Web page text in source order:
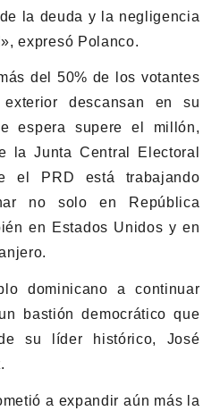
la deuda y la negligencia
expresó Polanco.
del 50% de los votantes
descansan en su
espera supere el millón,
la Junta Central Electoral
el PRD está trabajando
no solo en República
en Estados Unidos y en
dominicano a continuar
bastión democrático que
su líder histórico, José
a expandir aún más la